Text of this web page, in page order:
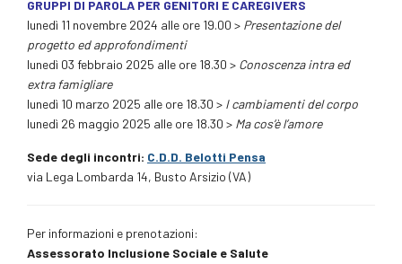
GRUPPI DI PAROLA PER GENITORI E CAREGIVERS
lunedì 11 novembre 2024 alle ore 19.00 > Presentazione del
progetto ed approfondimenti
lunedì 03 febbraio 2025 alle ore 18.30 > Conoscenza intra ed
extra famigliare
lunedì 10 marzo 2025 alle ore 18.30 > I cambiamenti del corpo
lunedì 26 maggio 2025 alle ore 18.30 > Ma cos’è l’amore
Sede degli incontri: C.D.D. Belotti Pensa
via Lega Lombarda 14, Busto Arsizio (VA)
Per informazioni e prenotazioni:
Assessorato Inclusione Sociale e Salute